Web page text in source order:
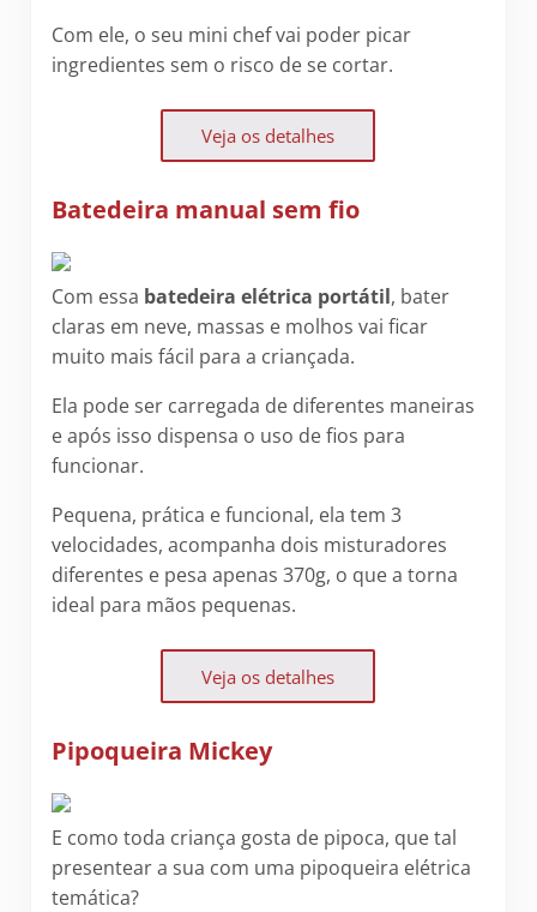
Com ele, o seu mini chef vai poder picar
ingredientes sem o risco de se cortar.
Veja os detalhes
Batedeira manual sem fio
Com essa batedeira elétrica portátil, bater
claras em neve, massas e molhos vai ficar
muito mais fácil para a criançada.
Ela pode ser carregada de diferentes maneiras
e após isso dispensa o uso de fios para
funcionar.
Pequena, prática e funcional, ela tem 3
velocidades, acompanha dois misturadores
diferentes e pesa apenas 370g, o que a torna
ideal para mãos pequenas.
Veja os detalhes
Pipoqueira Mickey
E como toda criança gosta de pipoca, que tal
presentear a sua com uma pipoqueira elétrica
temática?